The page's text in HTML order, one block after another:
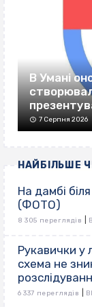
В Умані
7 Серпня 2026
НАЙБІЛЬШЕ
На дамбі
(ФОТО)
8 305 переглядів
Рукавички у
схема не
6 337 переглядів